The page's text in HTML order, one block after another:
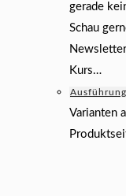
gerade
Schau
Kurs…
Varianten